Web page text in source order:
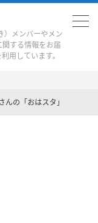
）メンバーやメン
する情報をお届
用しています。
んの「おはスタ」